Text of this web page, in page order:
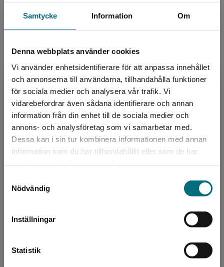
Samtycke Information Om
Denna webbplats använder cookies
Vi använder enhetsidentifierare för att anpassa innehållet
och annonserna till användarna, tillhandahålla funktioner
för sociala medier och analysera vår trafik. Vi
vidarebefordrar även sådana identifierare och annan
information från din enhet till de sociala medier och
annons- och analysföretag som vi samarbetar med.
Dessa kan i sin tur kombinera informationen med annan
information som du har tillhandahållit eller som de har
Nödvändig
Inställningar
Statistik
Begränsad fraktregion
Det verkar som att du besöker
Sverige. För att kunna slutföra ett köp måste
Utgivningsår:
2023
Artikelnummer:
46678-EB01
Upphovspersoner
redaktör och formgivare. Han bor i Solna med